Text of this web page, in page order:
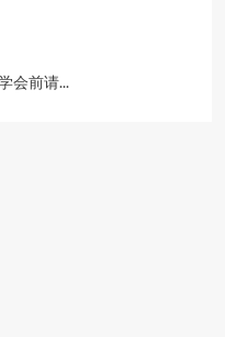
会前请...